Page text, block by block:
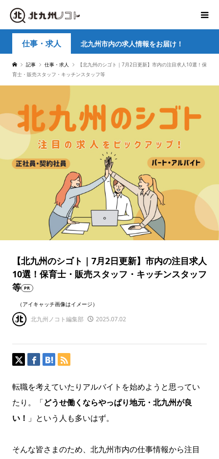
仕事・求人 北九州市内の求人情報をお届け！
記事 仕事・求人
【北九州のシゴト｜7月2日更新】市内の注目求人10選！保
育士・販売スタッフ・キッチンスタッフ等
【北九州のシゴト｜7月2日更新】市内の注目求人
10選！保育士・販売スタッフ・キッチンスタッフ
等 PR
（アイキャッチ画像はイメージ）
北九州ノコト編集部 2025.07.02
転職を考えていたりアルバイトを始めようと思ってい
たり。「どうせ働くならやっぱり地元・北九州が良
い！ 」という人も多いはず。
そんな皆さまのため、北九州市内の仕事情報から注目